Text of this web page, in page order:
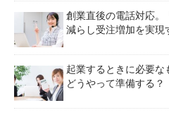
創業直後の電話対応。
減らし受注増加を実現
起業するときに必要な
どうやって準備する？